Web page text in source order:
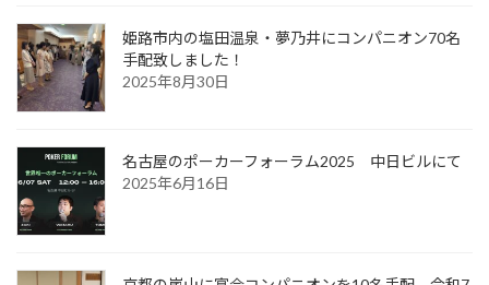
姫路市内の塩田温泉・夢乃井にコンパニオン70名
手配致しました！
2025年8月30日
名古屋のポーカーフォーラム2025 中日ビルにて
2025年6月16日